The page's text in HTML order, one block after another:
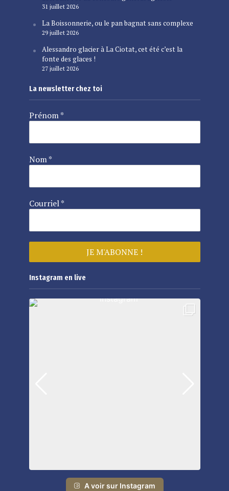
31 juillet 2026
La Boissonnerie, ou le pan bagnat sans complexe
29 juillet 2026
Alessandro glacier à La Ciotat, cet été c’est la
fonte des glaces !
27 juillet 2026
La newsletter chez toi
Prénom*
Nom*
Courriel*
Instagram en live
A voir sur Instagram